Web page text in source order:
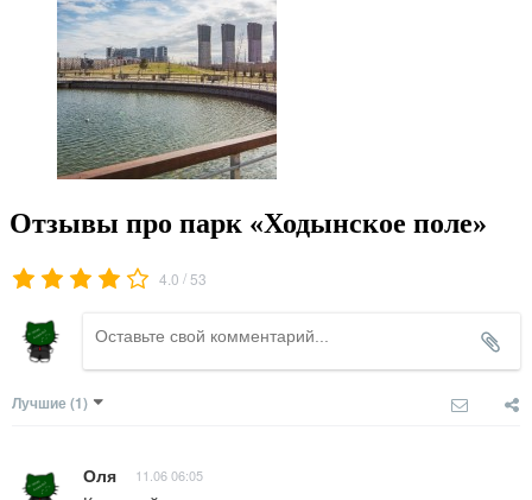
Отзывы про парк «Ходынское поле»
4.0 / 53
Лучшие (1)
Оля 11.06 06:05